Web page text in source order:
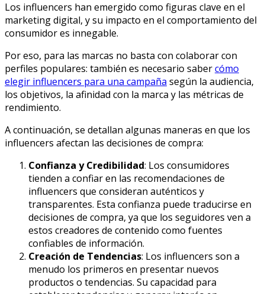
Los influencers han emergido como figuras clave en el
marketing digital, y su impacto en el comportamiento del
consumidor es innegable.
Por eso, para las marcas no basta con colaborar con
perfiles populares: también es necesario sabercómo
elegir influencers para una campaña según la audiencia,
los objetivos, la afinidad con la marca y las métricas de
rendimiento.
A continuación, se detallan algunas maneras en que los
influencers afectan las decisiones de compra:
Confianza y Credibilidad: Los consumidores
tienden a confiar en las recomendaciones de
influencers que consideran auténticos y
transparentes. Esta confianza puede traducirse en
decisiones de compra, ya que los seguidores ven a
estos creadores de contenido como fuentes
confiables de información.
Creación de Tendencias: Los influencers son a
menudo los primeros en presentar nuevos
productos o tendencias. Su capacidad para